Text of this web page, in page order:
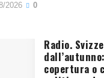
2026 0
Radio.
copertura o